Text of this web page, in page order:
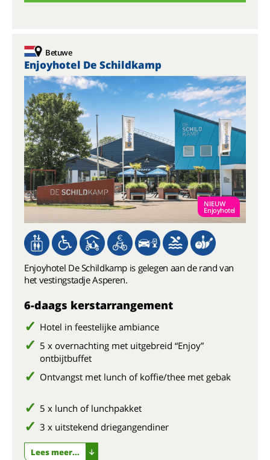
Betuwe
Enjoyhotel De Schildkamp
NIEUW
Enjoyhotel
Enjoyhotel De Schildkamp is gelegen aan de rand van
het vestingstadje Asperen.
6-daags kerstarrangement
Hotel in feestelijke ambiance
5 x overnachting met uitgebreid “Enjoy”
ontbijtbuffet
Ontvangst met lunch of koffie/thee met gebak
5 x lunch of lunchpakket
3 x uitstekend driegangendiner
Lees meer...